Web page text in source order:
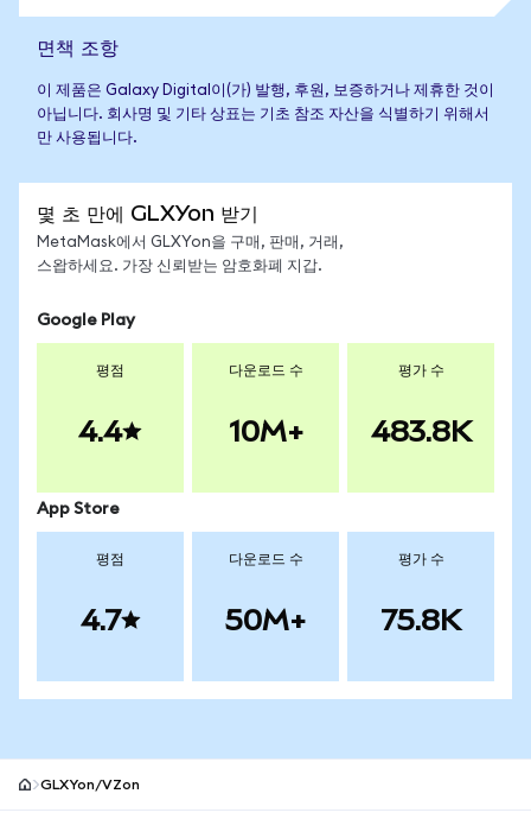
면책 조항
이 제품은 Galaxy Digital이(가) 발행, 후원, 보증하거나 제휴한 것이
아닙니다. 회사명 및 기타 상표는 기초 참조 자산을 식별하기 위해서
만 사용됩니다.
몇 초 만에 GLXYon 받기
MetaMask에서 GLXYon을 구매, 판매, 거래,
스왑하세요. 가장 신뢰받는 암호화폐 지갑.
Google Play
평점
4.4
다운로드 수
10M+
평가 수
483.8K
App Store
평점
4.7
다운로드 수
50M+
평가 수
75.8K
GLXYon/VZon